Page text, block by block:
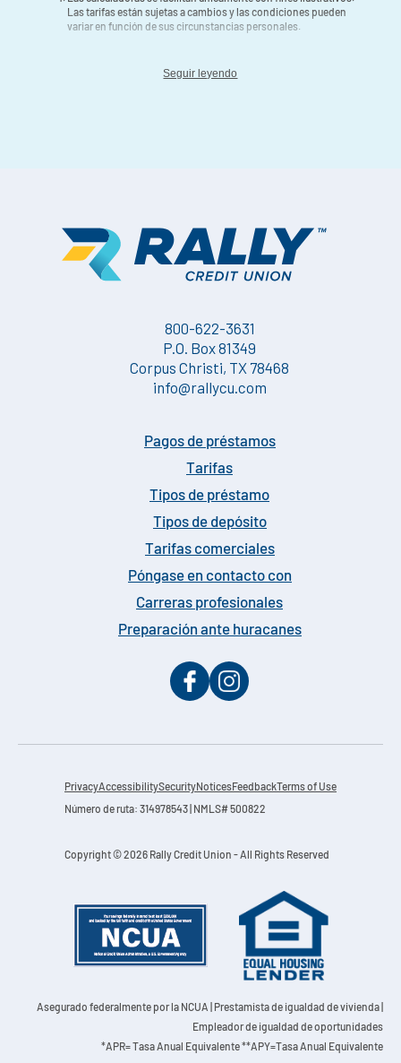
Las tarifas están sujetas a cambios y las condiciones pueden
variar en función de sus circunstancias personales.
Seguir leyendo
800-622-3631
P.O. Box 81349
Corpus Christi, TX 78468
info@rallycu.com
Pagos de préstamos
Tarifas
Tipos de préstamo
Tipos de depósito
Tarifas comerciales
Póngase en contacto con
Carreras profesionales
Preparación ante huracanes
PrivacyAccessibilitySecurityNoticesFeedback Terms of Use
Número de ruta: 314978543 | NMLS# 500822
Copyright © 2026 Rally Credit Union - All Rights Reserved
Asegurado federalmente por la NCUA | Prestamista de igualdad de vivienda |
Empleador de igualdad de oportunidades
*APR= Tasa Anual Equivalente **APY=Tasa Anual Equivalente